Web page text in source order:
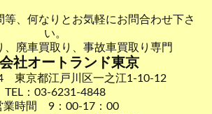
等、何なりとお気軽にお問合わせ下さ
い。
、廃車買取り、事故車買取り専門
社オートランド東京
東京都江戸川区一之江1-10-12
TEL：03-6231-4848
業時間 9：00-17：00